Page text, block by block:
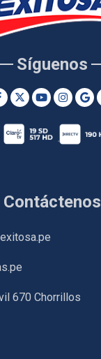
Contáctenos
670 Chorrillos
Síguenos